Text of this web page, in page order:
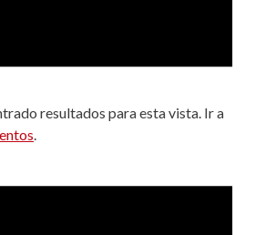
resultados para esta vista. Ir a